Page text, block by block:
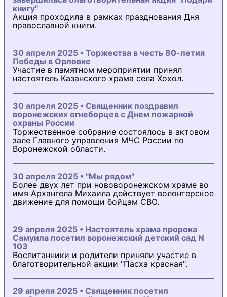
книгу"
Акция проходила в рамках празднования Дня
православной книги.
30 апреля 2025 • Торжества в честь 80-летия
Победы в Орловке
Участие в памятном мероприятии принял
настоятель Казанского храма села Хохол.
30 апреля 2025 • Священник поздравил
воронежских огнеборцев с Днем пожарной
охраны России
Торжественное собрание состоялось в актовом
зале Главного управления МЧС России по
Воронежской области.
30 апреля 2025 • "Мы рядом"
Более двух лет при нововоронежском храме во
имя Архангела Михаила действует волонтерское
движение для помощи бойцам СВО.
29 апреля 2025 • Настоятель храма пророка
Самуила посетил воронежский детский сад N
103
Воспитанники и родители приняли участие в
благотворительной акции "Пасха красная".
29 апреля 2025 • Священник посетил